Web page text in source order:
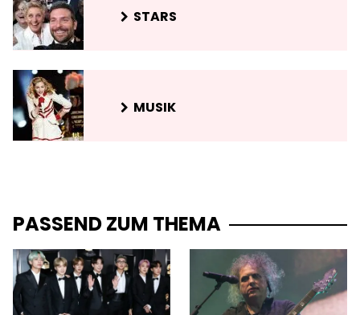
STARS
MUSIK
PASSEND ZUM THEMA